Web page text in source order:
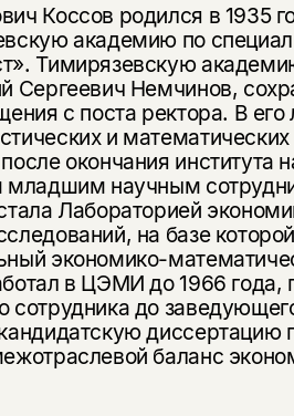
Коссов родился в 1935
академию по
Тимирязевскую
Сергеевич Немчинов,
с поста ректора. В его
и
окончания института
младшим научным
Лабораторией
на базе
экономико-
в ЦЭМИ до 1966 года,
сотрудника до
диссертацию
баланс